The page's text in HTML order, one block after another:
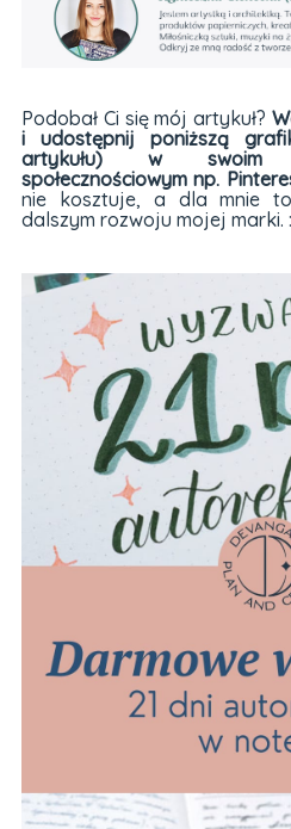
Podobał Ci się mój artykuł?
i udostępnij poniższą
artykułu) w swoim
społecznościowym np.
nie kosztuje, a dla mnie
dalszym rozwoju mojej marki.